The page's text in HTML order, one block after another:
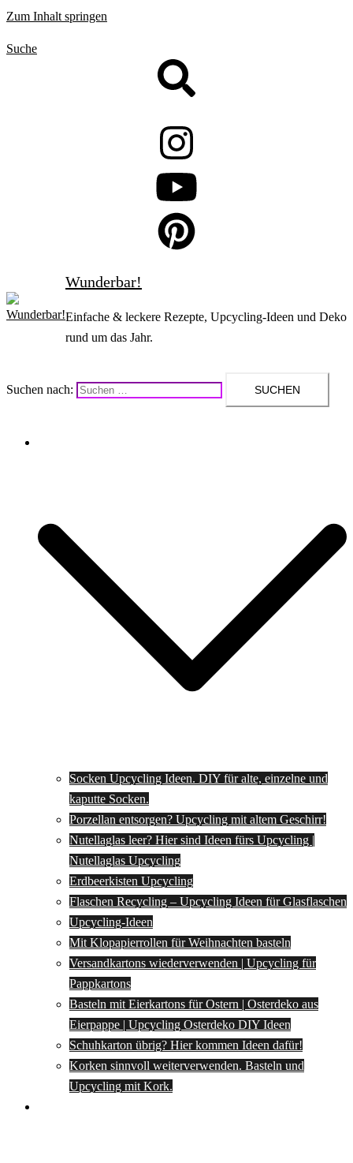
Zum Inhalt springen
Suche
Wunderbar!
Einfache & leckere Rezepte, Upcycling-Ideen und Deko
rund um das Jahr.
Suchen nach:
Socken Upcycling Ideen. DIY für alte, einzelne und
kaputte Socken.
Porzellan entsorgen? Upcycling mit altem Geschirr!
Nutellaglas leer? Hier sind Ideen fürs Upcycling |
Nutellaglas Upcycling
Erdbeerkisten Upcycling
Flaschen Recycling – Upcycling Ideen für Glasflaschen
Upcycling-Ideen
Mit Klopapierrollen für Weihnachten basteln
Versandkartons wiederverwenden | Upcycling für
Pappkartons
Basteln mit Eierkartons für Ostern | Osterdeko aus
Eierpappe | Upcycling Osterdeko DIY Ideen
Schuhkarton übrig? Hier kommen Ideen dafür!
Korken sinnvoll weiterverwenden. Basteln und
Upcycling mit Kork.